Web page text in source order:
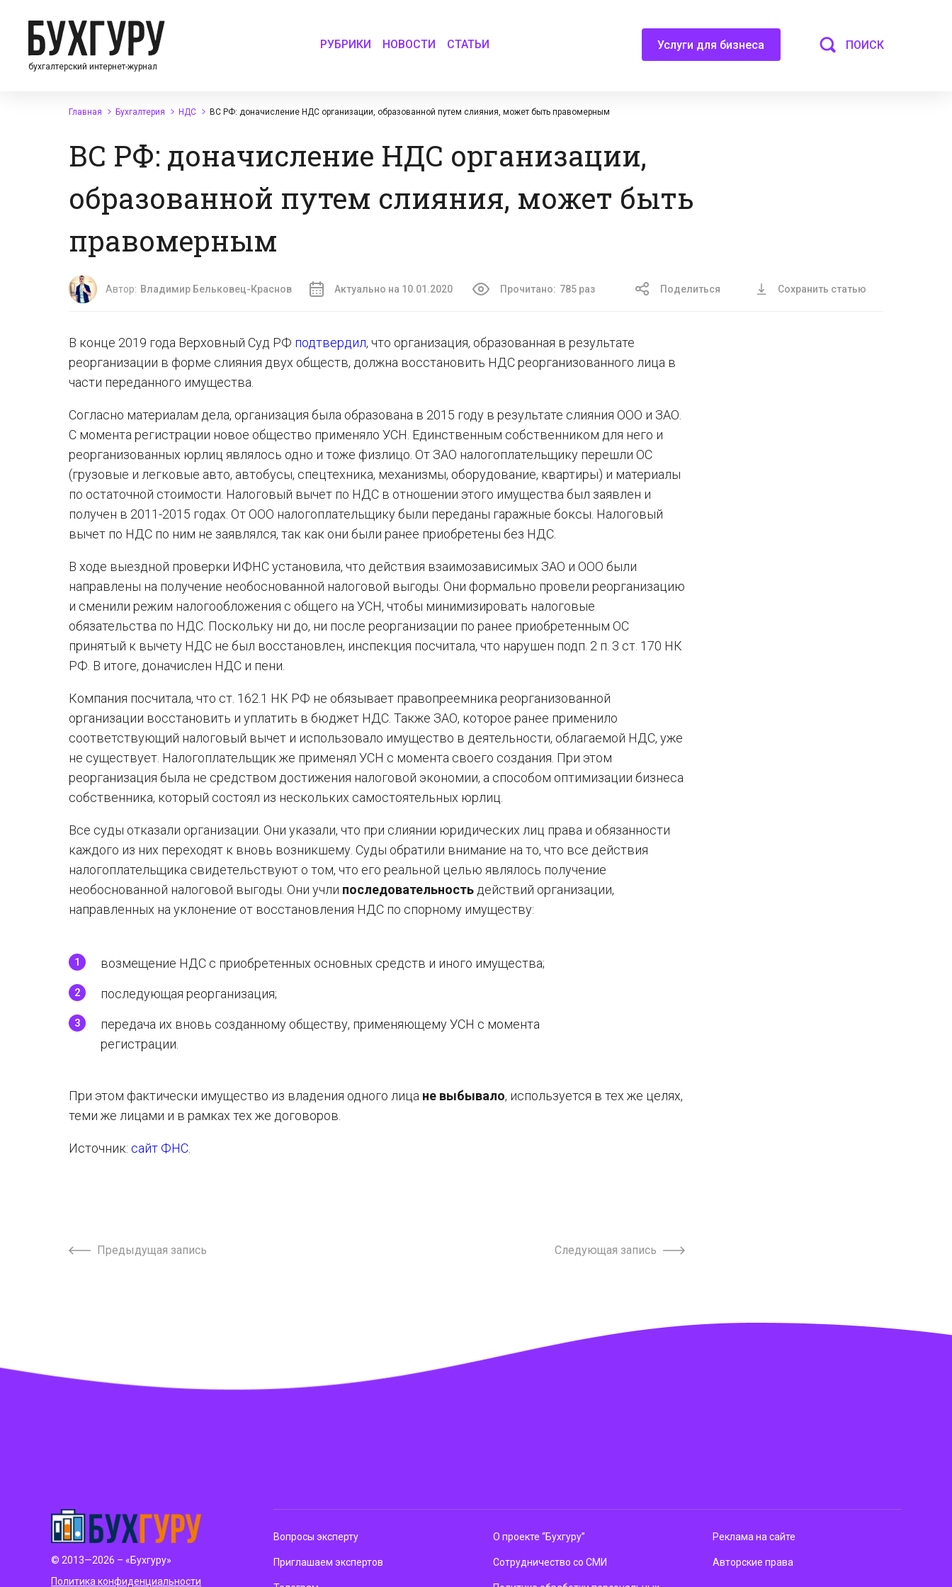
бухгалтерский интернет-журнал
РУБРИКИ НОВОСТИ СТАТЬИ Услуги для бизнеса ПОИСК
Главная Бухгалтерия НДС ВС РФ: доначисление НДС организации, образованной путем слияния, может быть правомерным
ВС РФ: доначисление НДС организации,
образованной путем слияния, может быть
правомерным
Автор: Владимир Бельковец-Краснов Актуально на 10.01.2020 Прочитано: 785 раз Поделиться Сохранить статью
В конце 2019 года Верховный Суд РФ подтвердил, что организация, образованная в результате
реорганизации в форме слияния двух обществ, должна восстановить НДС реорганизованного лица в
части переданного имущества.
Согласно материалам дела, организация была образована в 2015 году в результате слияния ООО и ЗАО.
С момента регистрации новое общество применяло УСН. Единственным собственником для него и
реорганизованных юрлиц являлось одно и тоже физлицо. От ЗАО налогоплательщику перешли ОС
(грузовые и легковые авто, автобусы, спецтехника, механизмы, оборудование, квартиры) и материалы
по остаточной стоимости. Налоговый вычет по НДС в отношении этого имущества был заявлен и
получен в 2011-2015 годах. От ООО налогоплательщику были переданы гаражные боксы. Налоговый
вычет по НДС по ним не заявлялся, так как они были ранее приобретены без НДС.
В ходе выездной проверки ИФНС установила, что действия взаимозависимых ЗАО и ООО были
направлены на получение необоснованной налоговой выгоды. Они формально провели реорганизацию
и сменили режим налогообложения с общего на УСН, чтобы минимизировать налоговые
обязательства по НДС. Поскольку ни до, ни после реорганизации по ранее приобретенным ОС
принятый к вычету НДС не был восстановлен, инспекция посчитала, что нарушен подп. 2 п. 3 ст. 170 НК
РФ. В итоге, доначислен НДС и пени.
Компания посчитала, что ст. 162.1 НК РФ не обязывает правопреемника реорганизованной
организации восстановить и уплатить в бюджет НДС. Также ЗАО, которое ранее применило
соответствующий налоговый вычет и использовало имущество в деятельности, облагаемой НДС, уже
не существует. Налогоплательщик же применял УСН с момента своего создания. При этом
реорганизация была не средством достижения налоговой экономии, а способом оптимизации бизнеса
собственника, который состоял из нескольких самостоятельных юрлиц.
Все суды отказали организации. Они указали, что при слиянии юридических лиц права и обязанности
каждого из них переходят к вновь возникшему. Суды обратили внимание на то, что все действия
налогоплательщика свидетельствуют о том, что его реальной целью являлось получение
необоснованной налоговой выгоды. Они учли последовательность действий организации,
направленных на уклонение от восстановления НДС по спорному имуществу:
возмещение НДС с приобретенных основных средств и иного имущества;
последующая реорганизация;
передача их вновь созданному обществу, применяющему УСН с момента
регистрации.
При этом фактически имущество из владения одного лица не выбывало, используется в тех же целях,
теми же лицами и в рамках тех же договоров.
Источник: сайт ФНС
Предыдущая запись Следующая запись
© 2013—2026 – «Бухгуру»
Политика конфиденциальности
Вопросы эксперту
Приглашаем экспертов
О проекте “Бухгуру”
Сотрудничество со СМИ
Реклама на сайте
Авторские права